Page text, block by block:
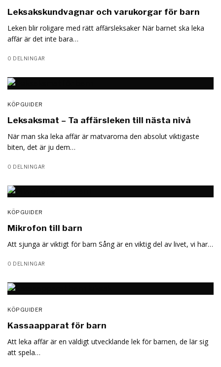
Leksakskundvagnar och varukorgar för barn
Leken blir roligare med rätt affärsleksaker När barnet ska leka
affär är det inte bara…
0 DELNINGAR
KÖPGUIDER
Leksaksmat – Ta affärsleken till nästa nivå
När man ska leka affär är matvarorna den absolut viktigaste
biten, det är ju dem…
0 DELNINGAR
KÖPGUIDER
Mikrofon till barn
Att sjunga är viktigt för barn Sång är en viktig del av livet, vi har…
0 DELNINGAR
KÖPGUIDER
Kassaapparat för barn
Att leka affär är en väldigt utvecklande lek för barnen, de lär sig
att spela…